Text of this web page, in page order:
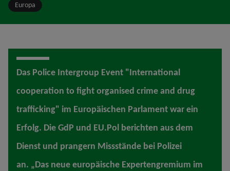
Europa
Das Police Intergroup Event "International
cooperation to fight organised crime and drug
trafficking" im Europäischen Parlament war ein
Erfolg. Die GdP und EU.Pol berichten aus dem
Dienst und prangern Missstände bei Polizei
an. „Das neue europäische Expertengremium im